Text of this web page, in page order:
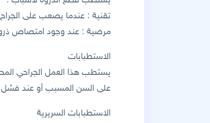
تقنية : عندما يصعب على
مرضية : عند وجود امتصاص
الاستطبابات
يستطب هذا العمل الجراحي
على السن المسبب أو عند فشل
الاستطبابات السريرية